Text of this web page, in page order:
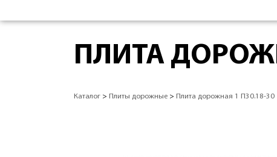
ПЛИТА
Каталог > Плиты дорожные > Плита дорожная 1 П30.18-30